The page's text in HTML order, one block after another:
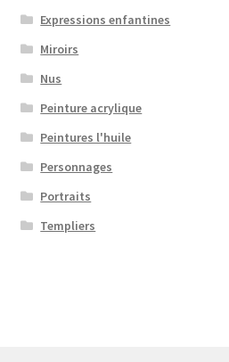
Expressions enfantines
Miroirs
Nus
Peinture acrylique
Peintures l'huile
Personnages
Portraits
Templiers